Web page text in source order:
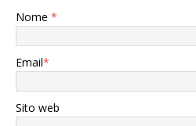
Nome *
Email*
Sito web